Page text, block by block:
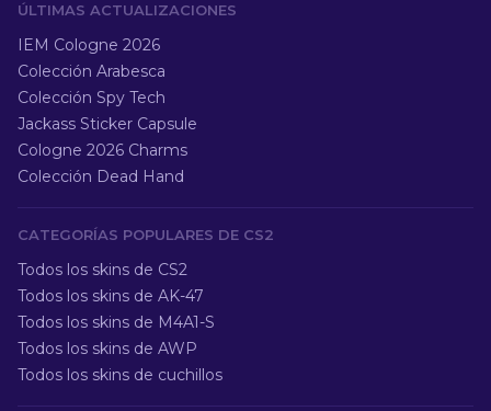
ÚLTIMAS ACTUALIZACIONES
IEM Cologne 2026
Colección Arabesca
Colección Spy Tech
Jackass Sticker Capsule
Cologne 2026 Charms
Colección Dead Hand
CATEGORÍAS POPULARES DE CS2
Todos los skins de CS2
Todos los skins de AK-47
Todos los skins de M4A1-S
Todos los skins de AWP
Todos los skins de cuchillos